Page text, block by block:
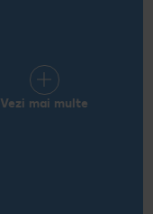
Vezi mai multe